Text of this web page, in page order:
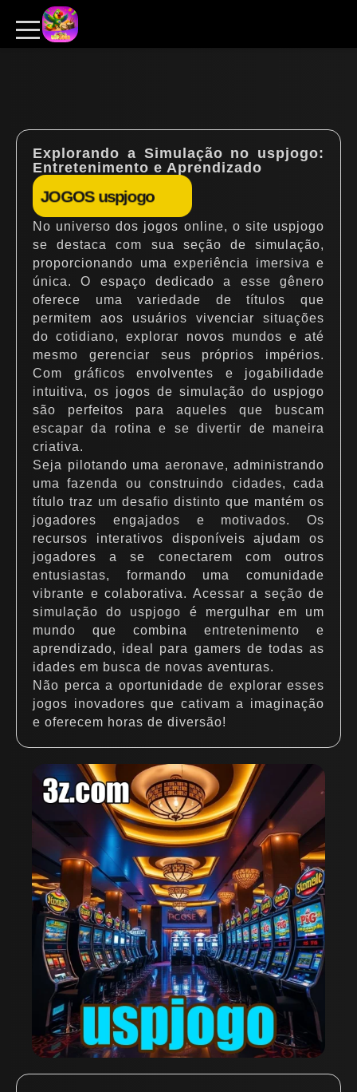
Explorando a Simulação no uspjogo:
Entretenimento e Aprendizado
JOGOS uspjogo
No universo dos jogos online, o site uspjogo
se destaca com sua seção de simulação,
proporcionando uma experiência imersiva e
única. O espaço dedicado a esse gênero
oferece uma variedade de títulos que
permitem aos usuários vivenciar situações
do cotidiano, explorar novos mundos e até
mesmo gerenciar seus próprios impérios.
Com gráficos envolventes e jogabilidade
intuitiva, os jogos de simulação do uspjogo
são perfeitos para aqueles que buscam
escapar da rotina e se divertir de maneira
criativa.
Seja pilotando uma aeronave, administrando
uma fazenda ou construindo cidades, cada
título traz um desafio distinto que mantém os
jogadores engajados e motivados. Os
recursos interativos disponíveis ajudam os
jogadores a se conectarem com outros
entusiastas, formando uma comunidade
vibrante e colaborativa. Acessar a seção de
simulação do uspjogo é mergulhar em um
mundo que combina entretenimento e
aprendizado, ideal para gamers de todas as
idades em busca de novas aventuras.
Não perca a oportunidade de explorar esses
jogos inovadores que cativam a imaginação
e oferecem horas de diversão!